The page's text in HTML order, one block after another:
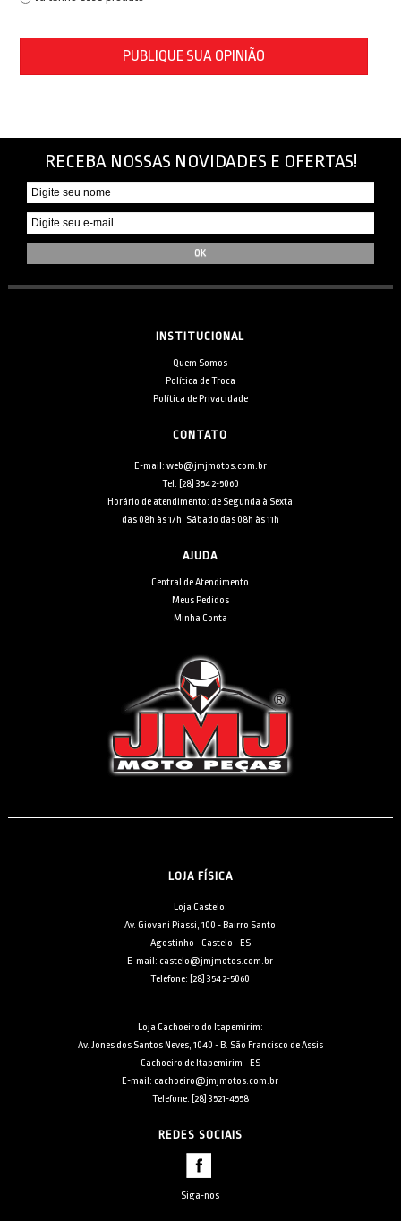
PUBLIQUE SUA OPINIÃO
RECEBA NOSSAS NOVIDADES E OFERTAS!
INSTITUCIONAL
Quem Somos
Política de Troca
Política de Privacidade
CONTATO
E-mail: web@jmjmotos.com.br
Tel: [28] 3542-5060
Horário de atendimento: de Segunda à Sexta
das 08h às 17h. Sábado das 08h às 11h
AJUDA
Central de Atendimento
Meus Pedidos
Minha Conta
LOJA FÍSICA
Loja Castelo:
Av. Giovani Piassi, 100 - Bairro Santo
Agostinho - Castelo - ES
E-mail: castelo@jmjmotos.com.br
Telefone: [28] 3542-5060
Loja Cachoeiro do Itapemirim:
Av. Jones dos Santos Neves, 1040 - B. São Francisco de Assis
Cachoeiro de Itapemirim - ES
E-mail: cachoeiro@jmjmotos.com.br
Telefone: [28] 3521-4558
REDES SOCIAIS
Siga-nos